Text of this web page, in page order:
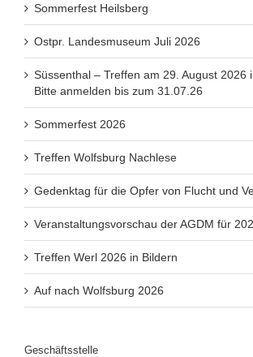
Sommerfest Heilsberg
Ostpr. Landesmuseum Juli 2026
Süssenthal – Treffen am 29. August 2026
Bitte anmelden bis zum 31.07.26
Sommerfest 2026
Treffen Wolfsburg Nachlese
Gedenktag für die Opfer von Flucht und
Veranstaltungsvorschau der AGDM für
Treffen Werl 2026 in Bildern
Auf nach Wolfsburg 2026
Geschäftsstelle